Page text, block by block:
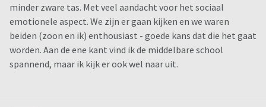
Mijn vraag is aan jullie: zitten meer mensen in dezelfde
situatie en hoe ga je ermee om? Is het herkenbaar dat ik wel
eens klaar mee ben (terwijl ik weet dat dat niet fair is naar
hem). Wat doen jullie dan en wat helpt jullie om te zorgen
dat je zelf ook voldoende energie en vertrouwen houdt?
minder zware tas. Met veel aandacht voor het sociaal
emotionele aspect. We zijn er gaan kijken en we waren
beiden (zoon en ik) enthousiast - goede kans dat die het gaat
worden. Aan de ene kant vind ik de middelbare school
spannend, maar ik kijk er ook wel naar uit.